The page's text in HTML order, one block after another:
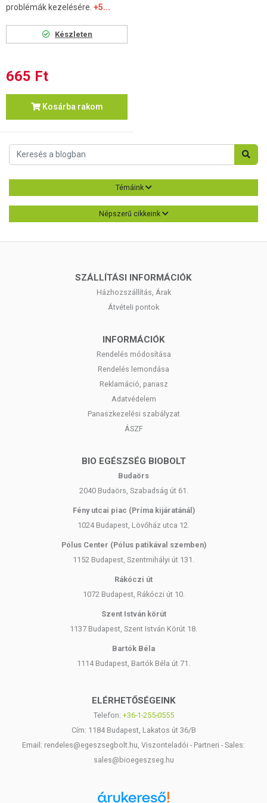
problémák kezelésére. +5...
Készleten
665 Ft
Kosárba rakom
Témáink
Népszerű cikkeink
SZÁLLÍTÁSI INFORMÁCIÓK
Házhozszállítás, Árak
Átvételi pontok
INFORMÁCIÓK
Rendelés módosítása
Rendelés lemondása
Reklamáció, panasz
Adatvédelem
Panaszkezelési szabályzat
ÁSZF
BIO EGÉSZSÉG BIOBOLT
Budaörs
2040 Budaörs, Szabadság út 61.
Fény utcai piac (Príma kijáratánál)
1024 Budapest, Lövőház utca 12.
Pólus Center (Pólus patikával szemben)
1152 Budapest, Szentmihályi út 131.
Rákóczi út
1072 Budapest, Rákóczi út 10.
Szent István körút
1137 Budapest, Szent István Körút 18.
Bartók Béla
1114 Budapest, Bartók Béla út 71.
ELÉRHETŐSÉGEINK
Telefon: +36-1-255-0555
Cím: 1184 Budapest, Lakatos út 36/B
Email: rendeles@egeszsegbolt.hu, Viszonteladói - Partneri - Sales:
sales@bioegeszseg.hu